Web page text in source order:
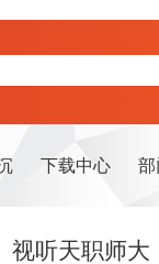
下载中心 部
视听天职师大